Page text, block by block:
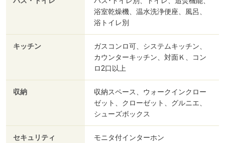
浴室乾燥機、温水洗浄便座、風呂、
浴トイレ別
キッチン
ガスコンロ可、システムキッチン、
カウンターキッチン、対面Ｋ、コン
ロ2口以上
収納
収納スペース、ウォークインクロー
ゼット、クローゼット、グルニエ、
シューズボックス
セキュリティ モニタ付インターホン